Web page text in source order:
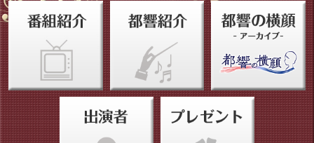
2024/10/23
11月・12月の放送曲目が決まりました！
いつもアンコール！都響への応援をありがとうござい
11月は♪ピアノコンチェルト♪特集！ 12月は★井上道
義さん指揮による都響とのラストコンサート★をお届
けします！お楽しみに！
【１１月１６日（土）１５：００～TOKYOMX２】
◆第964回定期演奏会Cシリーズ（2022年12月20日）